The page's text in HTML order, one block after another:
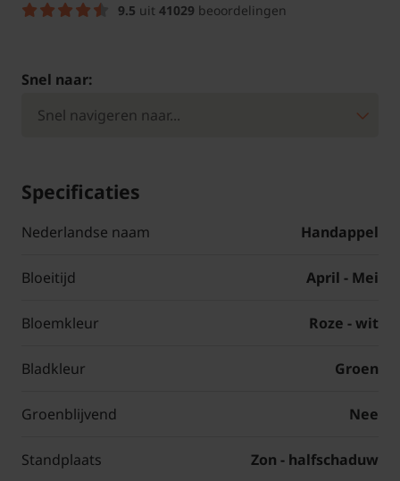
9.5 uit 41029 beoordelingen
Snel naar:
Specificaties
Nederlandse naam Handappel
Bloeitijd April - Mei
Bloemkleur Roze - wit
Bladkleur Groen
Groenblijvend Nee
Standplaats Zon - halfschaduw